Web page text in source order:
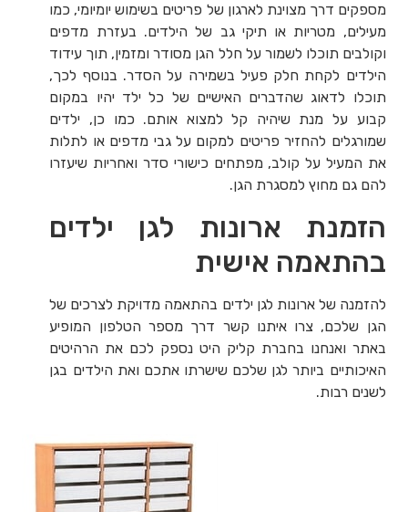
מספקים דרך מצוינת לארגון של פריטים בשימוש יומיומי, כמו
מעילים, מטריות או תיקי גב של הילדים. בעזרת מדפים
וקולבים תוכלו לשמור על חלל הגן מסודר ומזמין, תוך עידוד
הילדים לקחת חלק פעיל בשמירה על הסדר. בנוסף לכך,
תוכלו לדאוג שהדברים האישיים של כל ילד יהיו במקום
קבוע על מנת שיהיה קל למצוא אותם. כמו כן, ילדים
שמורגלים להחזיר פריטים למקום על גבי מדפים או לתלות
את המעיל על קולב, מפתחים כישורי סדר ואחריות שיעזרו
להם גם מחוץ למסגרת הגן.
הזמנת ארונות לגן ילדים
בהתאמה אישית
להזמנה של ארונות לגן ילדים בהתאמה מדויקת לצרכים של
הגן שלכם, צרו איתנו קשר דרך מספר הטלפון המופיע
באתר ואנחנו בחברת קליק היט נספק לכם את הרהיטים
האיכותיים ביותר לגן שלכם שישרתו אתכם ואת הילדים בגן
לשנים רבות.